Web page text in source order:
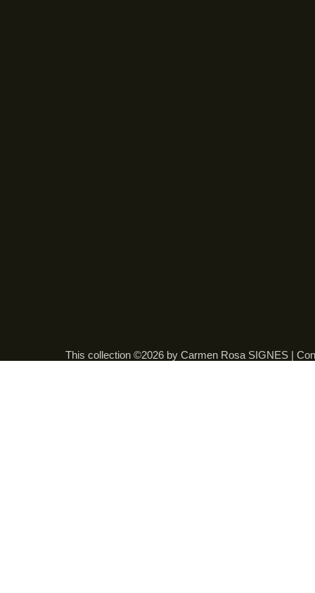
This collection ©2026 by Carmen Rosa SIGNES |